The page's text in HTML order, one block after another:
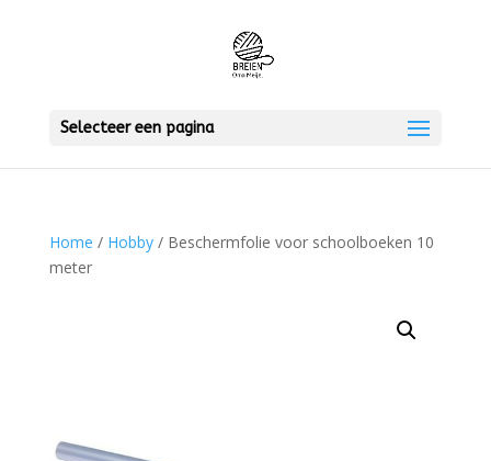
Selecteer een pagina
Home / Hobby/ Beschermfolie voor schoolboeken 10
meter